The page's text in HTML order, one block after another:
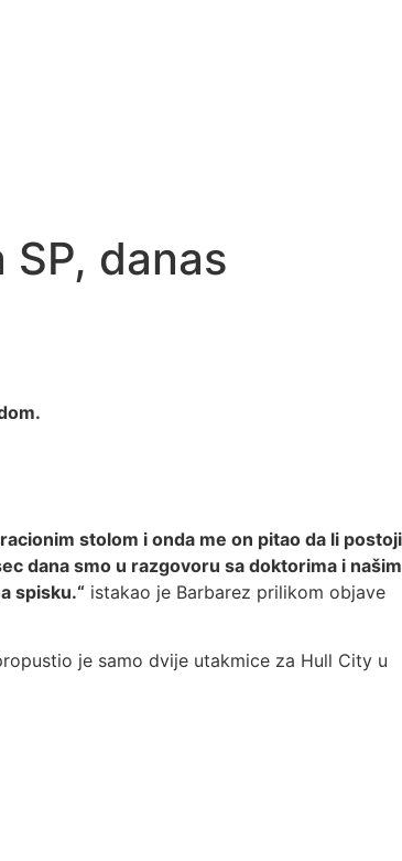
danas
stolom i onda me on pitao da li postoji
dana smo u razgovoru sa doktorima i našim
spisku.“ istakao je Barbarez prilikom objave
je samo dvije utakmice za Hull City u